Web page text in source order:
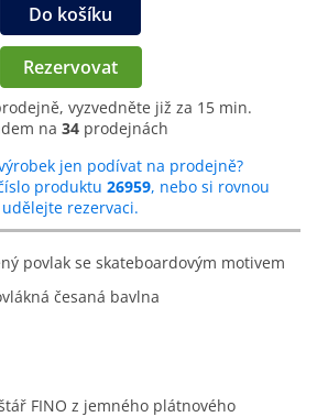
Do košíku
Rezervovat
vyzvedněte již za 15 min.
na 34 prodejnách
jen podívat na prodejně?
produktu 26959, nebo si rovnou
udělejte rezervaci.
povlak se skateboardovým motivem
česaná bavlna
FINO z jemného plátnového